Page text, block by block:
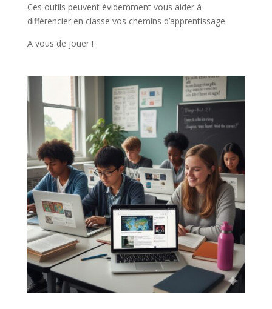
Ces outils peuvent évidemment vous aider à
différencier en classe vos chemins d’apprentissage.
A vous de jouer !